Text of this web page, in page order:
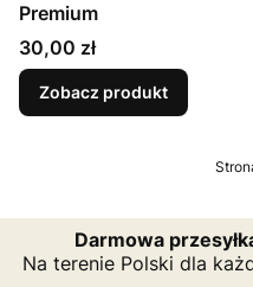
Premium
Cena
30,00 zł
Zobacz produkt
Darmowa
Na terenie Polski dla